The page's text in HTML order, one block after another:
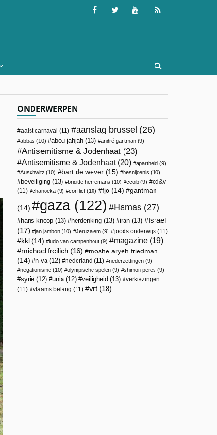
ONDERWERPEN
aalst carnaval (11) aanslag brussel (26)
abbas (10) abou jahjah (13) andré gantman (9)
Antisemitisme & Jodenhaat (23)
Antisemitisme & Jodenhaat(20) apartheid (9)
Auschwitz (10) bart de wever (15) besnijdenis (10)
beveiliging (13) brigitte herremans (10) ccojb (9)
cd&v
(11)
chanoeka (9) conflict (10) fjo (14) gantman
(14) gaza(122) Hamas (27)
hans knoop (13) herdenking (13) iran (13)
Israël
(17)
jan jambon (10) Jeruzalem (9) joods onderwijs (11)
kkl (14) ludo van campenhout (9) magazine (19)
michael freilich (16)
moshe aryeh friedman
(14)
n-va(12) nederland (11) nederzettingen (9)
negationisme (10) olympische spelen (9) shimon peres (9)
syrië (12) unia(12) veiligheid (13)
verkiezingen
(11)
vlaams belang (11) vrt (18)